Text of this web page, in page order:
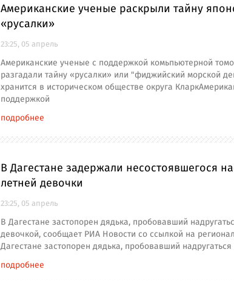
Американские ученые раскрыли тайну
«русалки»
23:25, 05 апрель
Американские ученые с поддержкой комьпьютерной
разгадали тайну «русалки» или "фиджийский морской
хранится в историческом обществе округа
поддержкой
подробнее
В Дагестане задержали несостоявшегося
летней девочки
23:25, 05 апрель
В Дагестане застопорен дядька, пробовавший
девочкой, сообщает РИА Новости со ссылкой на
Дагестане застопорен дядька, пробовавший
подробнее